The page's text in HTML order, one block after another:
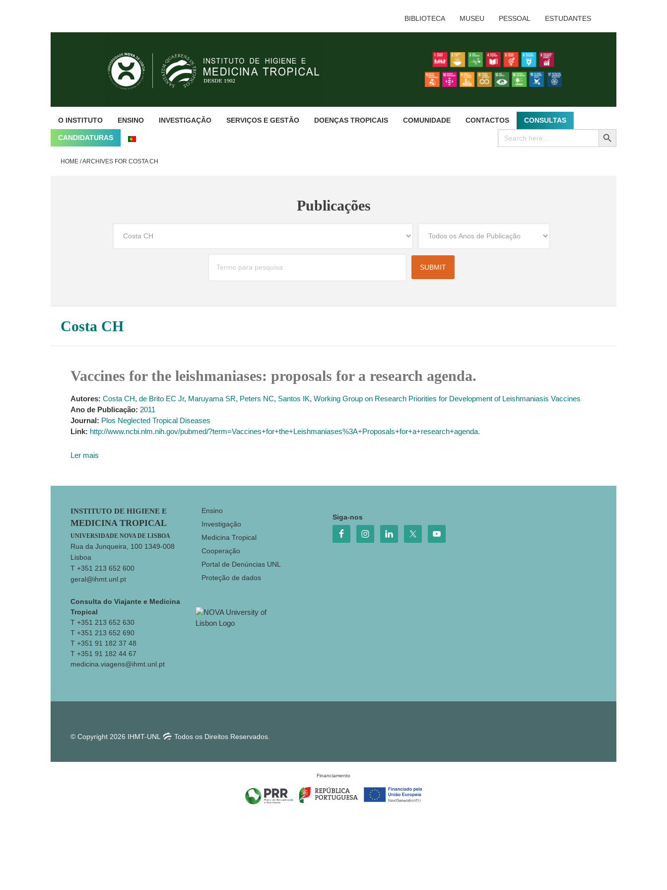
BIBLIOTECA MUSEU PESSOAL ESTUDANTES
O INSTITUTO ENSINO INVESTIGAÇÃO SERVIÇOS E GESTÃO DOENÇAS TROPICAIS COMUNIDADE CONTACTOS CONSULTAS
CANDIDATURAS
Search
for:
SEARCH BUTTON
HOME /ARCHIVES FOR COSTA CH
Publicações
Costa CH
Vaccines for the leishmaniases: proposals for a research agenda.
Autores: Costa CH, de Brito EC Jr, Maruyama SR, Peters NC, Santos IK, Working Group on Research Priorities for Development of Leishmaniasis Vaccines
Ano de Publicação: 2011
Journal: Plos Neglected Tropical Diseases
Link: http://www.ncbi.nlm.nih.gov/pubmed/?term=Vaccines+for+the+Leishmaniases%3A+Proposals+for+a+research+agenda.
Ler mais
Footer
INSTITUTO DE HIGIENE E
MEDICINA TROPICAL
UNIVERSIDADE NOVA DE LISBOA
Rua da Junqueira, 100 1349-008
Lisboa
T +351 213 652 600
geral@ihmt.unl.pt
Consulta do Viajante e Medicina
Tropical
T +351 213 652 630
T +351 213 652 690
T +351 91 182 37 48
T +351 91 182 44 67
medicina.viagens@ihmt.unl.pt
Ensino
Investigação
Medicina Tropical
Cooperação
Portal de Denúncias UNL
Proteção de dados
Siga-nos
© Copyright 2026 IHMT-UNL Todos os Direitos Reservados.
Financiamento